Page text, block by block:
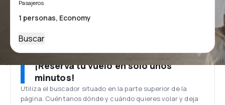
Pasajeros
Buscar
¡Reserva tu vuelo en solo unos
minutos!
Utiliza el buscador situado en la parte superior de la
página. Cuéntanos dónde y cuándo quieres volar y deja